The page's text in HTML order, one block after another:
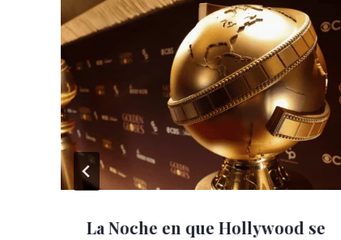
La Noche en que Hollywood se